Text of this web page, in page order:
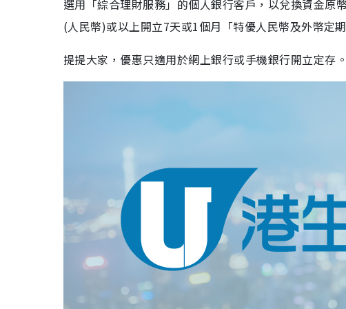
選用「綜合理財服務」的個人銀行客戶，以兌換資金
(人民幣)或以上開立7天或1個月「特優人民幣及外幣定
提提大家，優惠只適用於網上銀行或手機銀行開立定存。